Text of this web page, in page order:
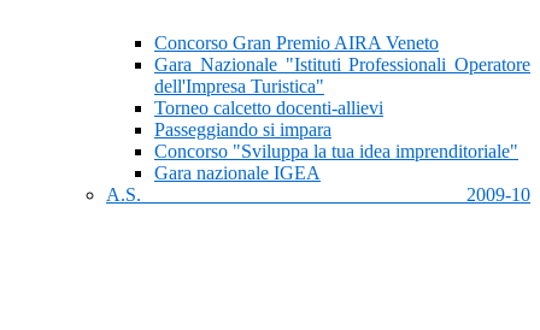
Concorso Gran Premio AIRA Veneto
Gara Nazionale "Istituti Professionali Operatore
dell'Impresa Turistica"
Torneo calcetto docenti-allievi
Passeggiando si impara
Concorso "Sviluppa la tua idea imprenditoriale"
Gara nazionale IGEA
A.S. 2009-10